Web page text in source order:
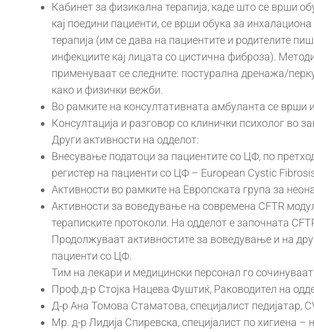
Кабинет за физикална терапија, каде што се врши
кај поедини пациенти, се врши обука за
терапија (им се дава на пациентите и родителите
инфекциите кај лицата со цистична фиброза).
применуваат се следните: постурална дренажа/
како и физички вежби.
Во рамките на консултативната амбуланта се врши
Консултација и разговор со клинички психолог во
Други активности на одделот:
Внесување податоци за пациентите со ЦФ, по
регистер на пациенти со ЦФ – European Cystic
Активности во рамките на Европската група за
Активности за воведување на современа CFTR
тераписките протоколи. На одделот е започната
Продолжуваат активностите за воведување и на
пациенти со ЦФ.
Тим на лекари и медицински персонал го
Проф.д-р Стојка Нацева Фуштиќ, Раководител на
Д-р Ана Томова Стаматова, специјалист педијатар,
Мр. д-р Лидија Спиревска, специјалист по хигиена –